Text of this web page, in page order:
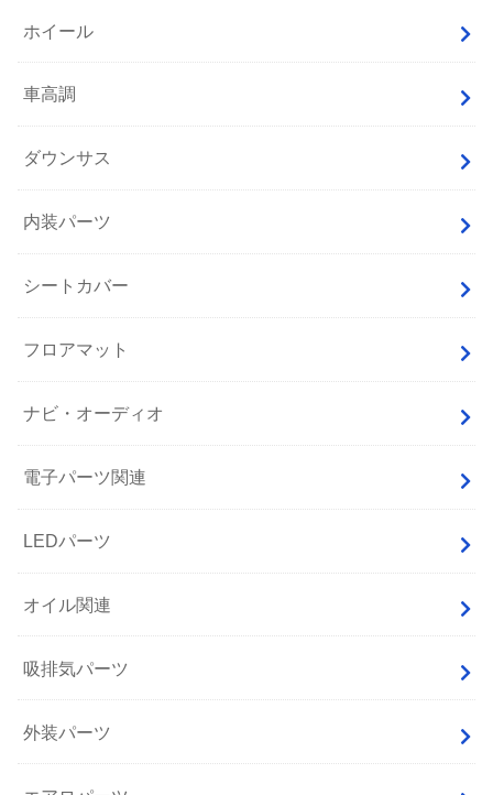
ホイール
車高調
ダウンサス
内装パーツ
シートカバー
フロアマット
ナビ・オーディオ
電子パーツ関連
LEDパーツ
オイル関連
吸排気パーツ
外装パーツ